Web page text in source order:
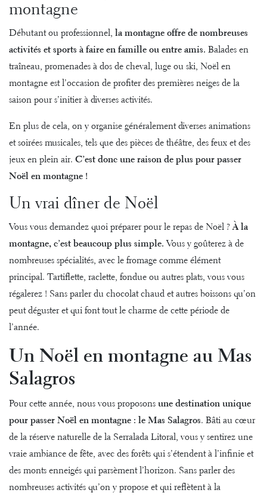
montagne
Débutant ou professionnel, la montagne offre de nombreuses
activités et sports à faire en famille ou entre amis. Balades en
traîneau, promenades à dos de cheval, luge ou ski, Noël en
montagne est l’occasion de profiter des premières neiges de la
saison pour s’initier à diverses activités.
En plus de cela, on y organise généralement diverses animations
et soirées musicales, tels que des pièces de théâtre, des feux et des
jeux en plein air. C’est donc une raison de plus pour passer
Noël en montagne !
Un vrai dîner de Noël
Vous vous demandez quoi préparer pour le repas de Noël ?À la
montagne, c’est beaucoup plus simple. Vous y goûterez à de
nombreuses spécialités, avec le fromage comme élément
principal. Tartiflette, raclette, fondue ou autres plats, vous vous
régalerez ! Sans parler du chocolat chaud et autres boissons qu’on
peut déguster et qui font tout le charme de cette période de
l’année.
Un Noël en montagne au Mas
Salagros
Pour cette année, nous vous proposons une destination unique
pour passer Noël en montagne : le Mas Salagros. Bâti au cœur
de la réserve naturelle de la Serralada Litoral, vous y sentirez une
vraie ambiance de fête, avec des forêts qui s’étendent à l’infinie et
des monts enneigés qui parsèment l’horizon. Sans parler des
nombreuses activités qu’on y propose et qui reflètent à la